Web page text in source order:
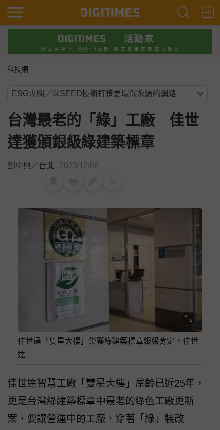
科技網
台灣最老的「綠」工廠 佳世
達獲頒銀級綠建築標章
劉中興／台北 2023/12/08
佳世達「雙星大樓」榮獲綠建築標章銀級肯定。佳世
達
佳世達智慧工廠「雙星大樓」屋齡已近25年，
更是台灣綠建築標章中最老的綠色工廠更新
案，要讓營運中的工廠，穿著「綠」裝改